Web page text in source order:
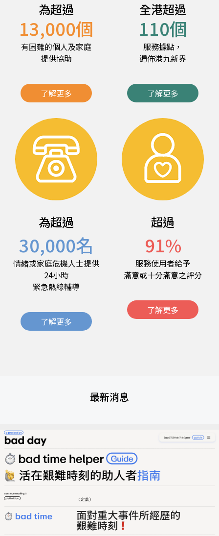
為超過
13,000個
有困難的個人及家庭
提供協助
了解更多
全港超過
110個
服務據點，
遍佈港九新界
了解更多
為超過
30,000名
情緒或家庭危機人士提供
24小時
緊急熱線輔導
了解更多
超過
91%
服務使用者給予
滿意或十分滿意之評分
了解更多
最新消息